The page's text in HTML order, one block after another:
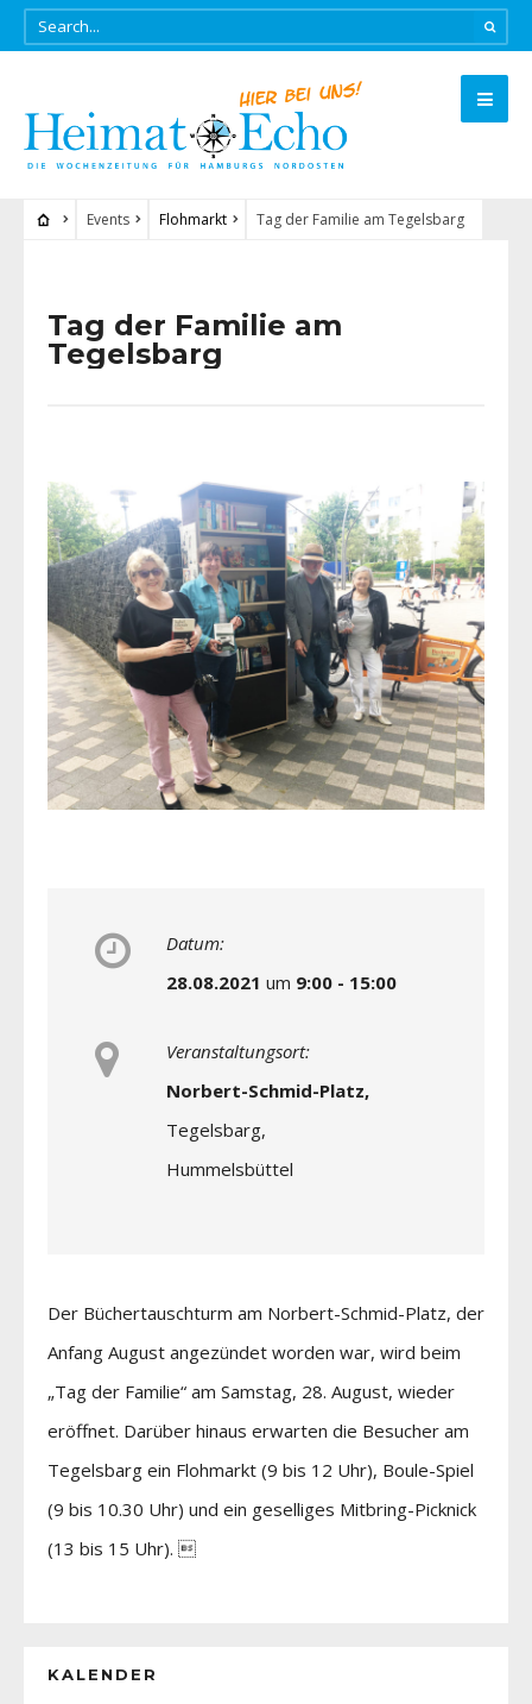
Events Flohmarkt Tag der Familie am Tegelsbarg
Tag der Familie am
Tegelsbarg
Datum:
28.08.2021 um 9:00 - 15:00
Veranstaltungsort:
Norbert-Schmid-Platz,
Tegelsbarg,
Hummelsbüttel
Der Büchertauschturm am Norbert-Schmid-Platz, der
Anfang August angezündet worden war, wird beim
„Tag der Familie“ am Samstag, 28. August, wieder
eröffnet. Darüber hinaus erwarten die Besucher am
Tegelsbarg ein Flohmarkt (9 bis 12 Uhr), Boule-Spiel
(9 bis 10.30 Uhr) und ein geselliges Mitbring-Picknick
(13 bis 15 Uhr). 
KALENDER